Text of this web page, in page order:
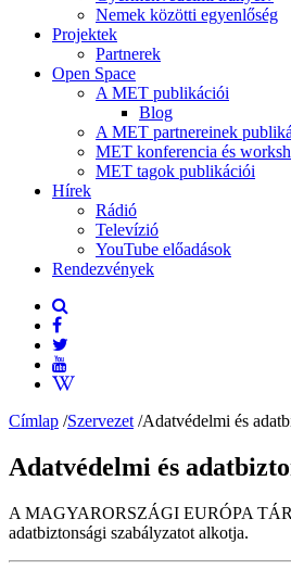
Nemek közötti egyenlőség
Projektek
Partnerek
Open Space
A MET publikációi
Blog
A MET partnereinek
MET konferencia és
MET tagok publikációi
Hírek
Rádió
Televízió
YouTube előadások
Rendezvények
Címlap /Szervezet /Adatvédelmi és
Adatvédelmi és
A MAGYARORSZÁGI EURÓPA
adatbiztonsági szabályzatot alkotja.